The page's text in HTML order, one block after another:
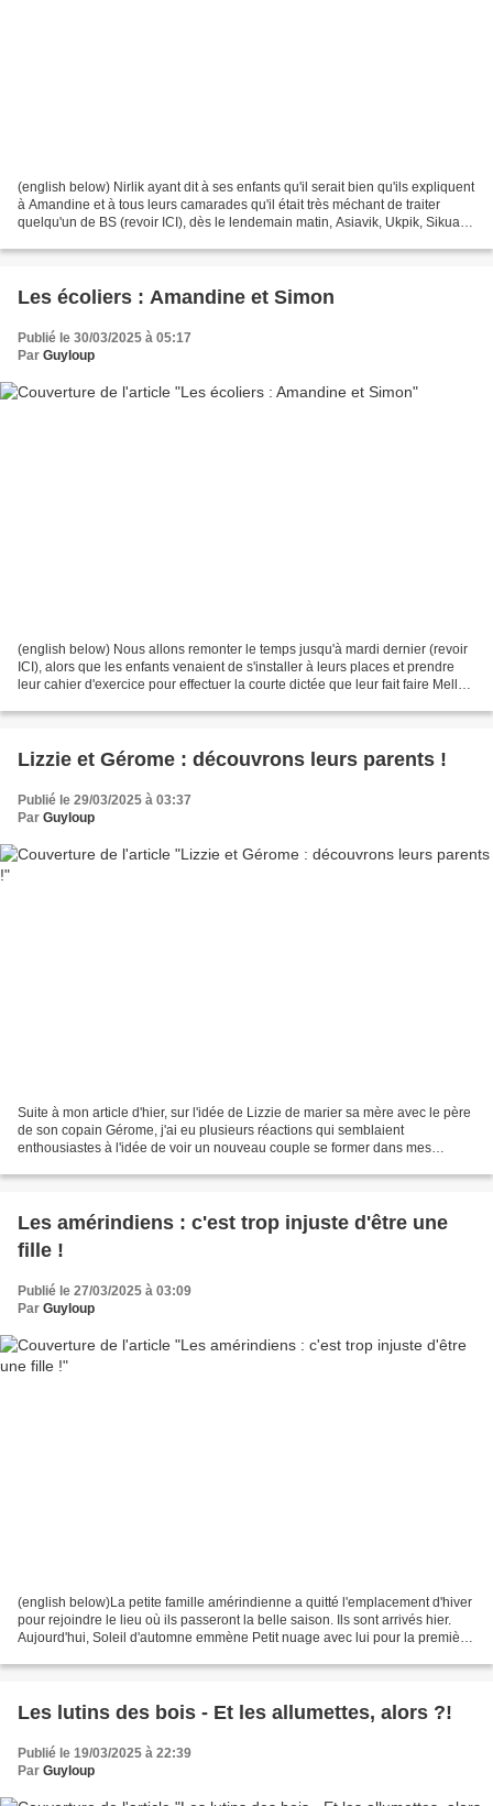
(english below) Nirlik ayant dit à ses enfants qu'il serait bien qu'ils expliquent
à Amandine et à tous leurs camarades qu'il était très méchant de traiter
quelqu'un de BS (revoir ICI), dès le lendemain matin, Asiavik, Ukpik, Sikuaq
Les écoliers : Amandine et Simon
Publié le 30/03/2025 à 05:17
Par Guyloup
(english below) Nous allons remonter le temps jusqu'à mardi dernier (revoir
ICI), alors que les enfants venaient de s'installer à leurs places et prendre
leur cahier d'exercice pour effectuer la courte dictée que leur fait faire Melle
Lizzie et Gérome : découvrons leurs parents !
Publié le 29/03/2025 à 03:37
Par Guyloup
Suite à mon article d'hier, sur l'idée de Lizzie de marier sa mère avec le père
de son copain Gérome, j'ai eu plusieurs réactions qui semblaient
enthousiastes à l'idée de voir un nouveau couple se former dans mes
Les amérindiens : c'est trop injuste d'être une
fille !
Publié le 27/03/2025 à 03:09
Par Guyloup
(english below)La petite famille amérindienne a quitté l'emplacement d'hiver
pour rejoindre le lieu où ils passeront la belle saison. Ils sont arrivés hier.
Aujourd'hui, Soleil d'automne emmène Petit nuage avec lui pour la première
Les lutins des bois - Et les allumettes, alors ?!
Publié le 19/03/2025 à 22:39
Par Guyloup